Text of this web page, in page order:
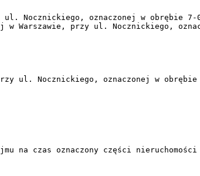
ul. Nocznickiego, oznaczonej w obrębie
w Warszawie, przy ul. Nocznickiego,
ul. Nocznickiego, oznaczonej w
na czas oznaczony części